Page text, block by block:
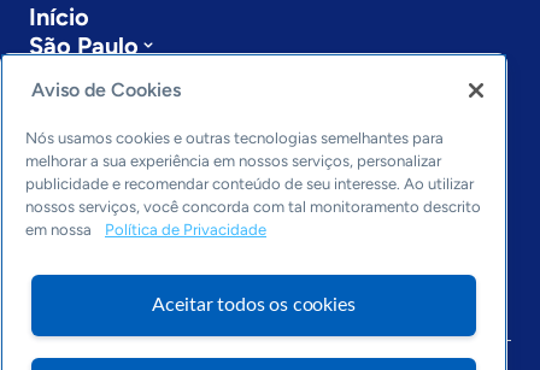
Início
São Paulo
Últimas notícias
Entre em contato
Editorias
Economia & Política
Inovação & Tecnologia
Arquivo
Aviso de Cookies
Nós usamos cookies e outras tecnologias semelhantes para
melhorar a sua experiência em nossos serviços, personalizar
publicidade e recomendar conteúdo de seu interesse. Ao utilizar
nossos serviços, você concorda com tal monitoramento descrito
em nossa
Política de Privacidade
Aceitar todos os cookies